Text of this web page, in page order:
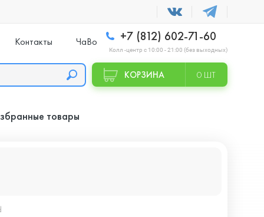
Контакты ЧаВо +7 (812) 602-71-60
Колл -центр с 10:00 - 21:00 (без выходных)
КОРЗИНА 0 ШТ
товары